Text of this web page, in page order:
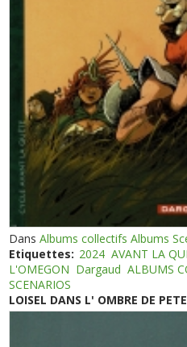
DansAlbums collectifs Albums
Etiquettes: 2024 AVANT LA
L'OMEGON Dargaud ALBUMS
SCENARIOS
LOISEL DANS L' OMBRE DE